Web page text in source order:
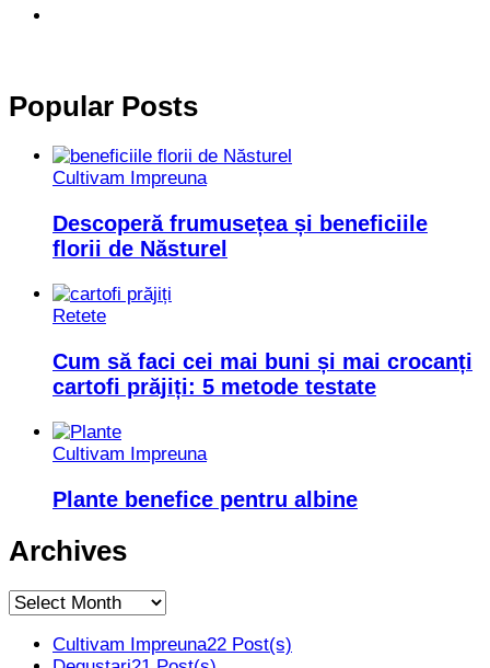
Popular Posts
Cultivam Impreuna
Descoperă frumusețea și beneficiile
florii de Năsturel
Retete
Cum să faci cei mai buni și mai crocanți
cartofi prăjiți: 5 metode testate
Cultivam Impreuna
Plante benefice pentru albine
Archives
Archives
Cultivam Impreuna22 Post(s)